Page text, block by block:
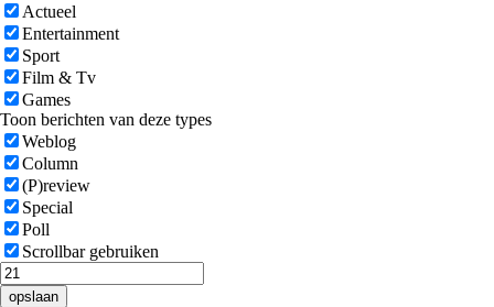
Actueel
Entertainment
Sport
Film & Tv
Games
Toon berichten van deze types
Weblog
Column
(P)review
Special
Poll
Scrollbar gebruiken
opslaan